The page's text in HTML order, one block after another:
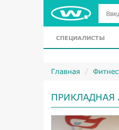
СПЕЦИАЛИСТЫ
Главная Фитнес
ПРИКЛАДНАЯ